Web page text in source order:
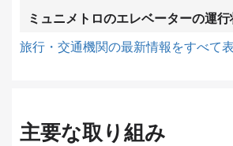
ミュニメトロのエレベーターの運行
旅行・交通機関の最新情報をすべて
主要な取り組み